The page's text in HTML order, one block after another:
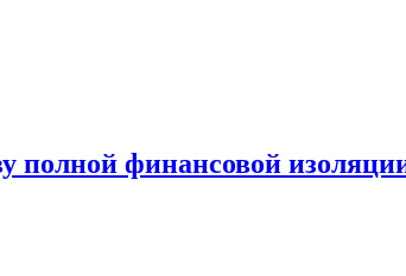
полной финансовой